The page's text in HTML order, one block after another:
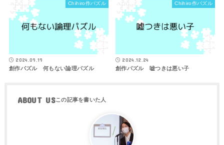
Chihiro作パズル
2024.09.19
創作パズル 何もない論理パズル
Chihiro作パズル
2024.12.24
創作パズル 嘘つきは悪い子
ABOUT US